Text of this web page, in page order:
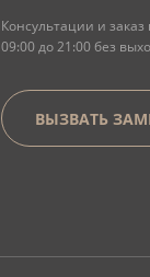
Консультации и заказ
09:00 до 21:00 без
ВЫЗВАТЬ